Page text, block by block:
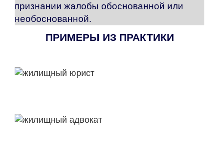
признании жалобы обоснованной или
необоснованной.
ПРИМЕРЫ ИЗ ПРАКТИКИ